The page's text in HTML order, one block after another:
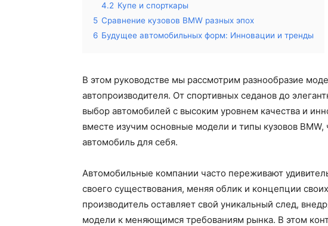
4.2 Купе и спорткары
5 Сравнение кузовов BMW разных эпох
6 Будущее автомобильных форм: Инновации и тренды
В этом руководстве мы рассмотрим разнообразие
автопроизводителя. От спортивных седанов до
выбор автомобилей с высоким уровнем качества и
вместе изучим основные модели и типы кузовов
автомобиль для себя.
Автомобильные компании часто переживают
своего существования, меняя облик и концепции
производитель оставляет свой уникальный след,
модели к меняющимся требованиям рынка. В этом